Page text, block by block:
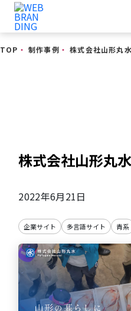
TOP ・ 制作事例 ・ 株式会社山形丸
株式会社山形丸
2022年6月21日
企業サイト 多言語サイト 青系